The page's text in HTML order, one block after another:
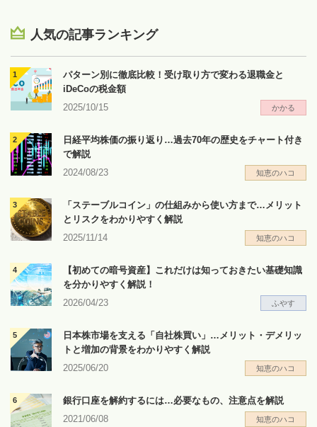
人気の記事ランキング
パターン別に徹底比較！受け取り方で変わる退職金と
iDeCoの税金額
2025/10/15
かかる
日経平均株価の振り返り…過去70年の歴史をチャート付き
で解説
2024/08/23
知恵のハコ
「ステーブルコイン」の仕組みから使い方まで…メリット
とリスクをわかりやすく解説
2025/11/14
知恵のハコ
【初めての暗号資産】これだけは知っておきたい基礎知識
を分かりやすく解説！
2026/04/23
ふやす
日本株市場を支える「自社株買い」…メリット・デメリッ
トと増加の背景をわかりやすく解説
2025/06/20
知恵のハコ
銀行口座を解約するには…必要なもの、注意点を解説
2021/06/08
知恵のハコ